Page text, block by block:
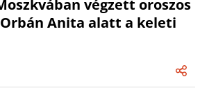
végzett oroszos
Anita alatt a keleti